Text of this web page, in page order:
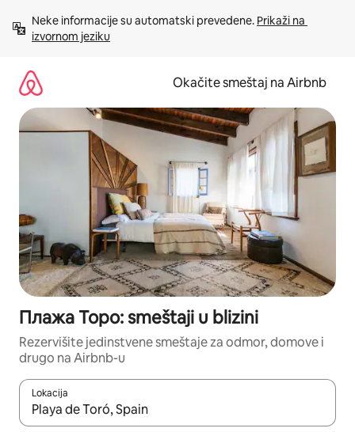
sadržaj
Neke informacije su automatski prevedene. Prikaži na
izvornom jeziku
Okačite smeštaj na Airbnb
Плажа Торо: smeštaji u blizini
Rezervišite jedinstvene smeštaje za odmor, domove i
drugo na Airbnb-u
Lokacija
Kad su rezultati dostupni, možete da se krećete kroz njih